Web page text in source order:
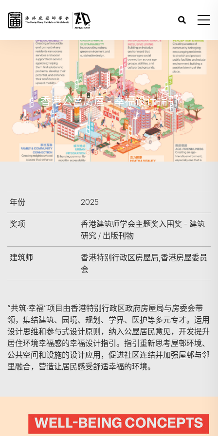
香港公营房屋 - 幸福设计指引
年份 2025
奖项
香港建筑师学会主题奖入围奖 - 建筑
研究 / 出版刊物
建筑师
香港特别行政区房屋局,香港房屋委员
会
“共筑·幸福”项目由香港特别行政区政府房屋局与房委会带
领，集结建筑、园境、规划、学界、医护等多元专才。运用
设计思维和参与式设计原则，纳入公屋居民意见，开发提升
居住环境幸福感的幸福设计指引。指引重新思考屋邨环境、
公共空间和设施的设计应用，促进社区连结并加强屋邨与邻
里融合，营造让居民感受舒适幸福的环境。